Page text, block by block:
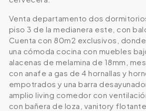
Venta departamento dos
piso 3 de la medianera este, con
Cuenta con 80m2 exclusivos,
una cómoda cocina con muebles
alacenas de melamina de 18mm,
con anafe a gas de 4 hornallas y
empotrados y una barra
amplio living comedor con
con bañera de loza, vanitory